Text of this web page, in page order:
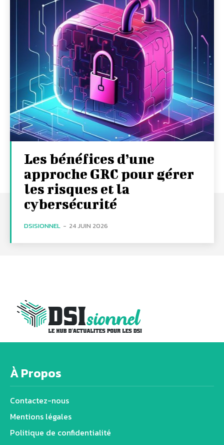
Les bénéfices d’une
approche GRC pour gérer
les risques et la
cybersécurité
DSISIONNEL - 24 JUIN 2026
À Propos
Contactez-nous
Mentions légales
Politique de confidentialité